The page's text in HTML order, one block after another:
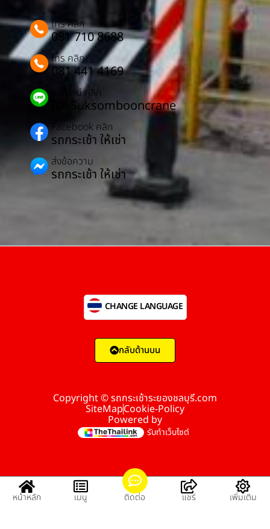
โทร คลิก
081 710 8688
โทร คลิก
081 441 4169
แอดไลน์ คลิก
ID: Suksombooncrane
Facebook คลิก
รถกระเช้า ให้เช่า
ส่งข้อความ
รถกระเช้า ให้เช่า
Copyright © รถกระเช้าระยองชลบุรี.com
SiteMapCookie-Policy
Powered by
รับทำเว็บไซต์
CHANGE LANGUAGE
กลับด้านบน
หน้าหลัก เมนู ติดต่อ แชร์ เพิ่มเติม